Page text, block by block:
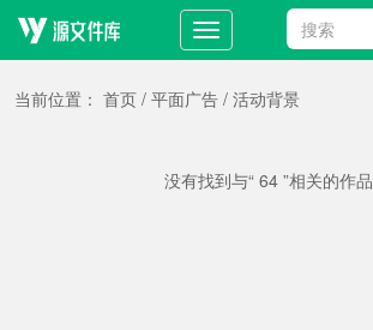
当前位置： 首页 / 平面广告 / 活动背景
没有找到与“ 64 ”相关的作品